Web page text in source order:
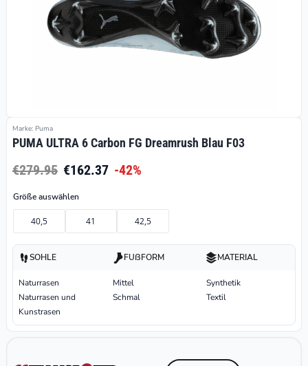
Marke: Puma
PUMA ULTRA 6 Carbon FG Dreamrush Blau F03
€279.95 €162.37 -42%
Größe auswählen
40,5 41 42,5
SOHLE
Naturrasen
Naturrasen und
Kunstrasen
FUßFORM
Mittel
Schmal
MATERIAL
Synthetik
Textil